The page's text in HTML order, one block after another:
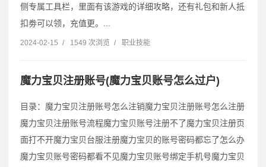
侧专属工具栏，里面有该游戏的详细攻略，还有礼包和新人抵
扣劵可以领，充值更。...
2024-02-15 / 1549 次浏览 / 职业技能
魔力宝贝注册账号(魔力宝贝账号怎么过户)
目录：魔力宝贝注册账号怎么注销魔力宝贝注册账号怎么注册
魔力宝贝注册账号流程魔力宝贝账号注册不了魔力宝贝注册页
面打不开魔力宝贝台服注册魔力宝贝的账号密码都忘了怎么办
魔力宝贝账号密码都看不见魔力宝贝账号绑定手机号魔力宝贝